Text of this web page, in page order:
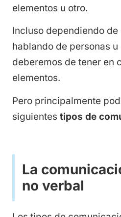
elementos u otro.
Incluso dependiendo de
hablando de personas
deberemos de tener en
elementos.
Pero principalmente
siguientes tipos de
La
no verbal